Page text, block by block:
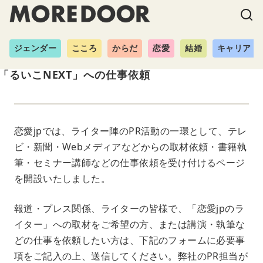
ジェンダー こころ からだ 恋愛 結婚 キャリア
るいこNEXT」への仕事依頼
恋愛jpでは、ライター陣のPR活動の一環として、テレ
ビ・新聞・Webメディアなどからの取材依頼・書籍執
筆・セミナー講師などの仕事依頼を受け付けるページ
を開設いたしました。
報道・プレス関係、ライターの皆様で、「恋愛jpのラ
イター」への取材をご希望の方、または講演・執筆な
どの仕事を依頼したい方は、下記のフォームに必要事
項をご記入の上、送信してください。弊社のPR担当が